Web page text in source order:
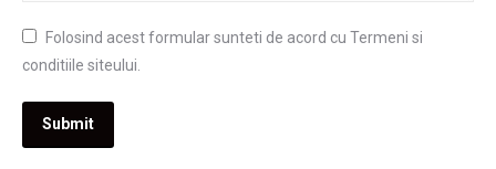
Folosind acest formular sunteti de acord cu Termeni si
conditiile siteului.
Submit